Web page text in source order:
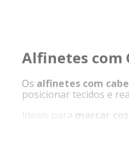
Alfinetes com
Os alfinetes com
posicionar tecidos e
Ideais para marcar